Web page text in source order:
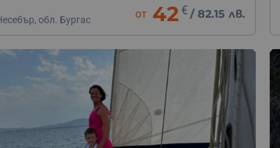
обл. Бургас
от 42 € /82.15 лв.